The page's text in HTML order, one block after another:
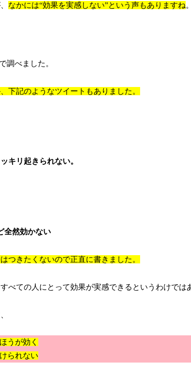
なかには“効果を実感しない”という声もありますね。
調べました。
下記のようなツイートもありました。
キリ起きられない。
全然効かない
つきたくないので正直に書きました。
べての人にとって効果が実感できるというわけでは
うが効く
られない